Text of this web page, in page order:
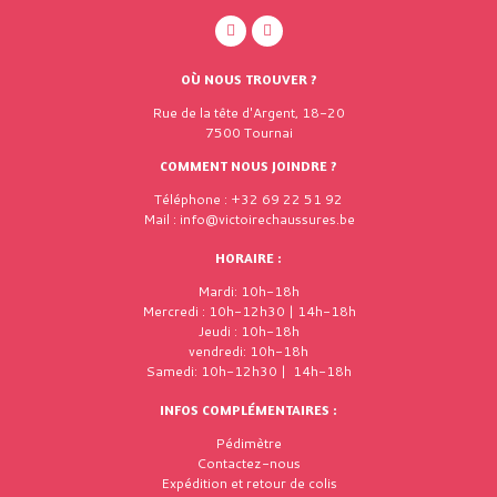
OÙ NOUS TROUVER ?
Rue de la tête d'Argent, 18-20
7500 Tournai
COMMENT NOUS JOINDRE ?
Téléphone : +32 69 22 51 92
Mail : info@victoirechaussures.be
HORAIRE :
Mardi: 10h-18h
Mercredi : 10h-12h30 | 14h-18h
Jeudi : 10h-18h
vendredi: 10h-18h
Samedi: 10h-12h30 | 14h-18h
INFOS COMPLÉMENTAIRES :
Pédimètre
Contactez-nous
Expédition et retour de colis